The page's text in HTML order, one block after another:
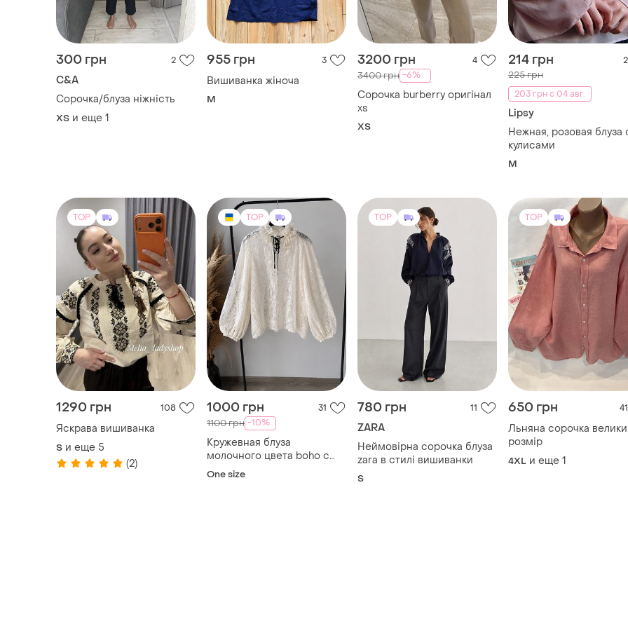
300 грн 2
C&A
Сорочка/блуза ніжність
ХS и еще 1
955 грн 3
Вишиванка жіноча
M
3200 грн 4
3400 грн -6%
Сорочка burberry оригінал
xs
ХS
214 грн 2
225 грн
203 грн с 04 авг.
Lipsy
Нежная, розовая блуза
кулисами
M
TOP
1290 грн 108
Яскрава вишиванка
S и еще 5
(2)
TOP
1000 грн 31
1100 грн -10%
Кружевная блуза
молочного цвета boho с
объемными рукавами
One size
TOP
780 грн 11
ZARA
Неймовірна сорочка блуза
zara в стилі вишиванки
S
TOP
650 грн 41
Льняна сорочка
розмір
4XL и еще 1